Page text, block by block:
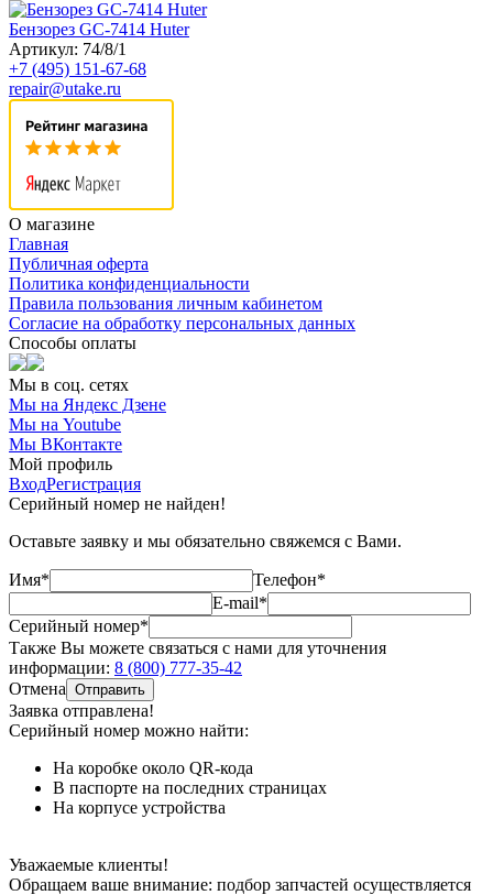
Бензорез GC-7414 Huter
Артикул: 74/8/1
+7 (495) 151-67-68
repair@utake.ru
О магазине
Главная
Публичная оферта
Политика конфиденциальности
Правила пользования личным кабинетом
Согласие на обработку персональных данных
Способы оплаты
Мы в соц. сетях
Мы на Яндекс Дзене
Мы на Youtube
Мы ВКонтакте
Мой профиль
ВходРегистрация
Серийный номер не найден!
Оставьте заявку и мы обязательно свяжемся с Вами.
Имя*
Телефон*
E-mail*
Серийный номер*
Также Вы можете связаться с нами для уточнения
информации: 8 (800) 777-35-42
Отмена Отправить
Заявка отправлена!
Серийный номер можно найти:
На коробке около QR-кода
В паспорте на последних страницах
На корпусе устройства
Уважаемые клиенты!
Обращаем ваше внимание: подбор запчастей осуществляется